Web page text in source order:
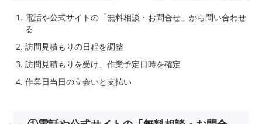
電話や公式サイトの「無料相談・お問合せ」から問い合わせ
る
訪問見積もりの日程を調整
訪問見積もりを受け、作業予定日時を確定
作業日当日の立会いと支払い